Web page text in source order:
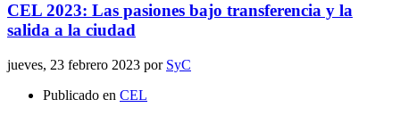
CEL 2023: Las pasiones bajo transferencia y la
salida a la ciudad
jueves, 23 febrero 2023 por SyC
Publicado en CEL